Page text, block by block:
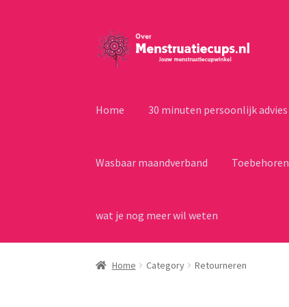
Ga
door
naar
Ga
naar
Home 30 minuten persoonlijk advies
Wasbaar maandverband Toebehoren
wat je nog meer wil weten
Home Category Retourneren